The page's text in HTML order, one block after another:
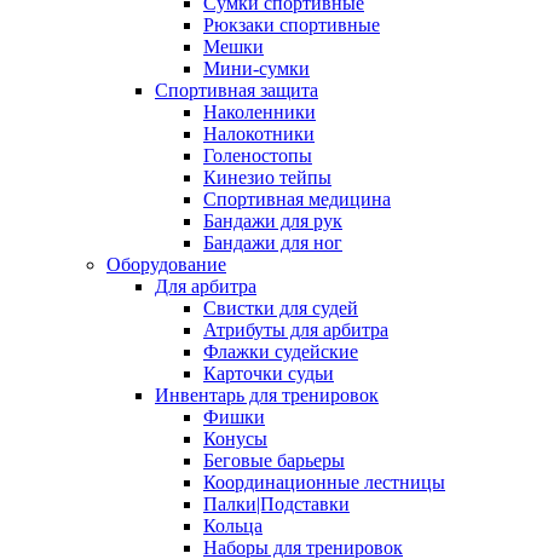
Рюкзаки спортивные
Мешки
Мини-сумки
Спортивная защита
Наколенники
Налокотники
Голеностопы
Кинезио тейпы
Спортивная медицина
Бандажи для рук
Бандажи для ног
Оборудование
Для арбитра
Свистки для судей
Атрибуты для арбитра
Флажки судейские
Карточки судьи
Инвентарь для тренировок
Фишки
Конусы
Беговые барьеры
Координационные лестницы
Палки|Подставки
Кольца
Наборы для тренировок